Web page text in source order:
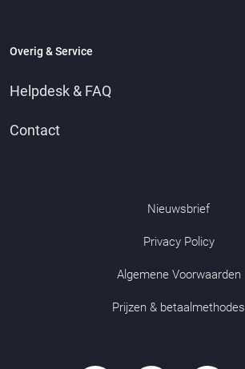
Overig & Service
Helpdesk & FAQ
Contact
Nieuwsbrief
Privacy Policy
Algemene Voorwaarden
Prijzen & betaalmethodes